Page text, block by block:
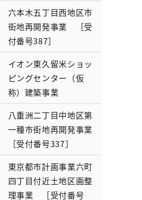
六本木五丁目西地区市
街地再開発事業 ［受
付番号387］
イオン東久留米ショッ
ピングセンター（仮
称）建築事業
八重洲二丁目中地区第
一種市街地再開発事業
［受付番号337］
東京都市計画事業六町
四丁目付近土地区画整
理事業 ［受付番号